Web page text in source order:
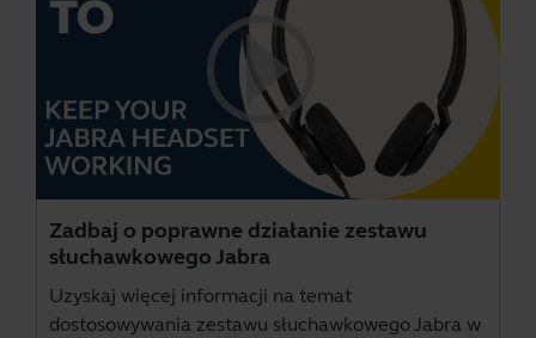
Zadbaj o poprawne działanie zestawu
słuchawkowego Jabra
Uzyskaj więcej informacji na temat
dostosowywania zestawu słuchawkowego Jabra w